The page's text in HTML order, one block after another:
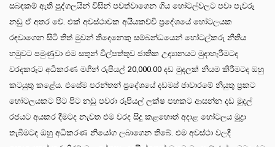
සබඳකම් ඇති පුද්ගලයින් විසින් පවත්වාගෙන ගිය හෝටල්වලට පවා පැවරූ
නඩු ඒ අතර වේ. එක් අවස්ථාවක අයියකච්චි ප්‍රදේශයේ හෝටලයක
රඳවාගෙන සිටි තිත් මුවන් තිදෙනෙකු සම්බන්ධයෙන් හෝටල්කරු නීතිය
හමුවට පමුණුවා එම සතුන් විල්පත්තුව ජාතික උද්‍යානයට මුදාහැරීමටද
වරදකරුට අධිකරණ මගින් රුපියල් 20,000.00 දඩ මුදලක් නියම කිරීමටද ඔහු
කටයුතු කළේය. එසේම පරන්තන් ප්‍රදේශයේ දඩමස් ජාවාරමේ නියුතු ප්‍රකට
හෝටලයකට පිට පිට නඩු පවරා රුපියල් ලක්ෂ පහකට ආසන්න දඩ මුදල්
රජයට අයකර දීමටද නැවත එම වරද සිදු කළහොත් අදාළ හෝටලය මුද්‍රා
තැබීමටද ඔහු අධිකරණ නියෝග ලබාගෙන තිබේ. එම අවස්ථා වලදී